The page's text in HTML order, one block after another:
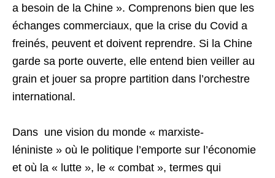
a besoin de la Chine ». Comprenons bien que les
échanges commerciaux, que la crise du Covid a
freinés, peuvent et doivent reprendre. Si la Chine
garde sa porte ouverte, elle entend bien veiller au
grain et jouer sa propre partition dans l’orchestre
international.
Dans une vision du monde « marxiste-
léniniste » où le politique l’emporte sur l’économie
et où la « lutte », le « combat », termes qui